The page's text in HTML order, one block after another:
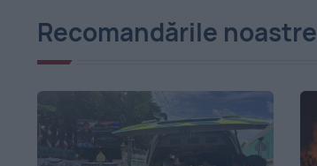
Recomandările noastre